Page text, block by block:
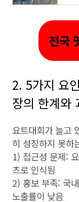
전국
2. 5가지 요
장의 한계와
요트대회가 늘고
히 성장하지 못하
1) 접근성 문제:
츠로 인식됨
2) 홍보 부족: 국
노출률이 낮음